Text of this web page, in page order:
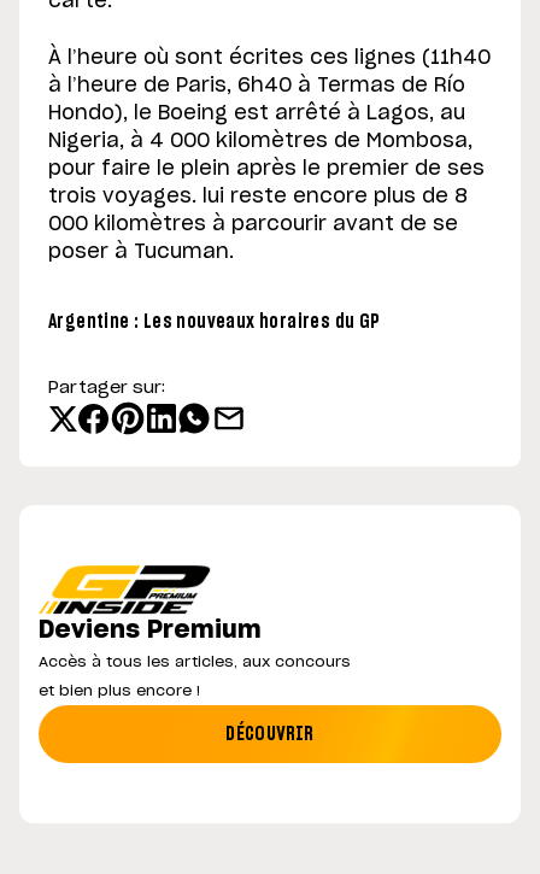
À l’heure où sont écrites ces lignes (11h40
à l’heure de Paris, 6h40 à Termas de Río
Hondo), le Boeing est arrêté à Lagos, au
Nigeria, à 4 000 kilomètres de Mombosa,
pour faire le plein après le premier de ses
trois voyages. lui reste encore plus de 8
000 kilomètres à parcourir avant de se
poser à Tucuman.
Argentine : Les nouveaux horaires du GP
Partager sur:
Deviens Premium
Accès à tous les articles, aux concours
et bien plus encore !
DÉCOUVRIR